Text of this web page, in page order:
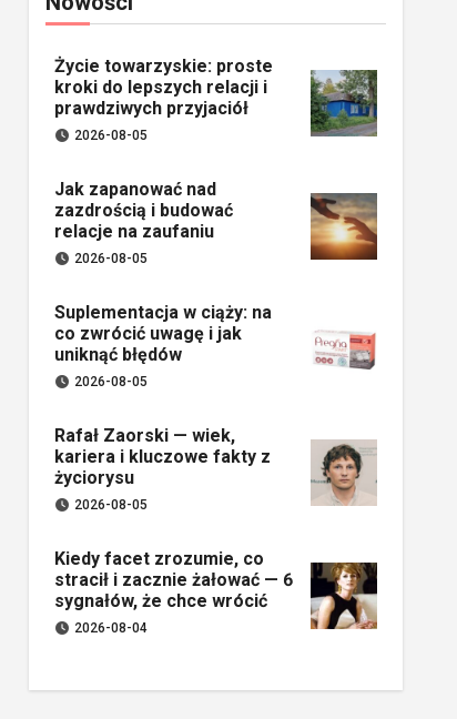
Życie towarzyskie: proste
kroki do lepszych relacji i
prawdziwych przyjaciół
2026-08-05
Jak zapanować nad
zazdrością i budować
relacje na zaufaniu
2026-08-05
Suplementacja w ciąży: na
co zwrócić uwagę i jak
uniknąć błędów
2026-08-05
Rafał Zaorski — wiek,
kariera i kluczowe fakty z
życiorysu
2026-08-05
Kiedy facet zrozumie, co
stracił i zacznie żałować — 6
sygnałów, że chce wrócić
2026-08-04